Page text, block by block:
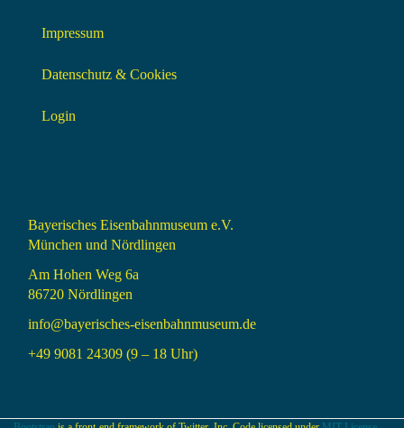
Impressum
Datenschutz & Cookies
Login
Bayerisches Eisenbahnmuseum e.V.
München und Nördlingen
Am Hohen Weg 6a
86720 Nördlingen
info@bayerisches-eisenbahnmuseum.de
+49 9081 24309 (9 – 18 Uhr)